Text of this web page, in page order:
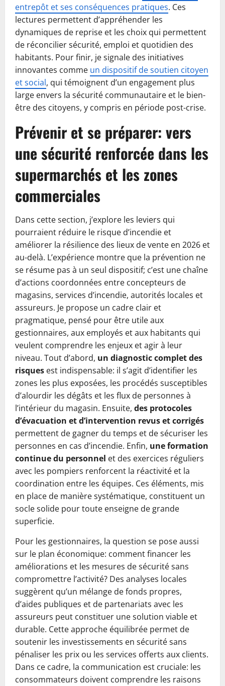
entrepôt et ses conséquences pratiques. Ces
lectures permettent d’appréhender les
dynamiques de reprise et les choix qui permettent
de réconcilier sécurité, emploi et quotidien des
habitants. Pour finir, je signale des initiatives
innovantes comme un dispositif de soutien citoyen
et social, qui témoignent d’un engagement plus
large envers la sécurité communautaire et le bien-
être des citoyens, y compris en période post-crise.
Prévenir et se préparer: vers
une sécurité renforcée dans les
supermarchés et les zones
commerciales
Dans cette section, j’explore les leviers qui
pourraient réduire le risque d’incendie et
améliorer la résilience des lieux de vente en 2026 et
au-delà. L’expérience montre que la prévention ne
se résume pas à un seul dispositif; c’est une chaîne
d’actions coordonnées entre concepteurs de
magasins, services d’incendie, autorités locales et
assureurs. Je propose un cadre clair et
pragmatique, pensé pour être utile aux
gestionnaires, aux employés et aux habitants qui
veulent comprendre les enjeux et agir à leur
niveau. Tout d’abord, un diagnostic complet des
risques est indispensable: il s’agit d’identifier les
zones les plus exposées, les procédés susceptibles
d’alourdir les dégâts et les flux de personnes à
l’intérieur du magasin. Ensuite, des protocoles
d’évacuation et d’intervention revus et corrigés
permettent de gagner du temps et de sécuriser les
personnes en cas d’incendie. Enfin, une formation
continue du personnel et des exercices réguliers
avec les pompiers renforcent la réactivité et la
coordination entre les équipes. Ces éléments, mis
en place de manière systématique, constituent un
socle solide pour toute enseigne de grande
superficie.
Pour les gestionnaires, la question se pose aussi
sur le plan économique: comment financer les
améliorations et les mesures de sécurité sans
compromettre l’activité? Des analyses locales
suggèrent qu’un mélange de fonds propres,
d’aides publiques et de partenariats avec les
assureurs peut constituer une solution viable et
durable. Cette approche équilibrée permet de
soutenir les investissements en sécurité sans
pénaliser les prix ou les services offerts aux clients.
Dans ce cadre, la communication est cruciale: les
consommateurs doivent comprendre les raisons